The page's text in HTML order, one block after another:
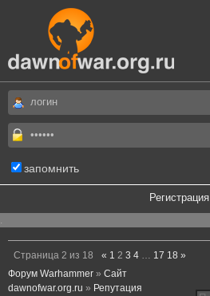
запомнить
Регистрация
.
Страница 2 из 18 « 1 2 3 4 … 17 18 »
Форум Warhammer » Сайт
dawnofwar.org.ru » Репутация